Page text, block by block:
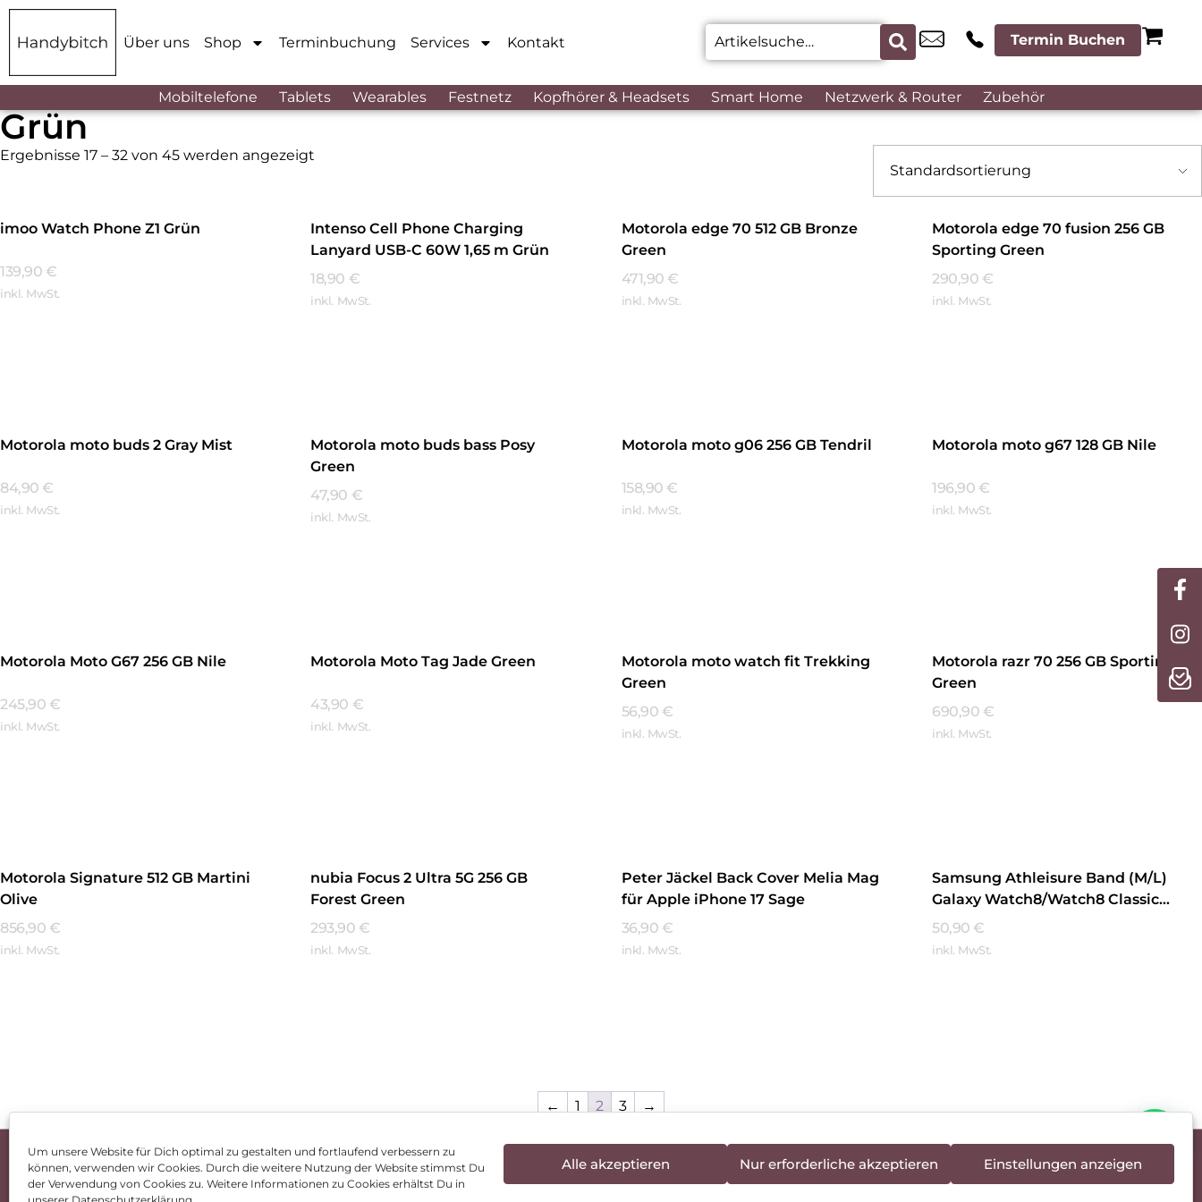
Um unsere Website für Dich optimal zu gestalten und fortlaufend verbessern zu
können, verwenden wir Cookies. Durch die weitere Nutzung der Website stimmst Du
der Verwendung von Cookies zu. Weitere Informationen zu Cookies erhältst Du in
Alle akzeptieren Nur erforderliche akzeptieren Einstellungen anzeigen
Über uns Shop Terminbuchung Services Kontakt Termin Buchen
Mobiltelefone Tablets Wearables Festnetz Kopfhörer & Headsets Smart Home Netzwerk & Router Zubehör
Grün
Ergebnisse 17 – 32 von 45 werden angezeigt
imoo Watch Phone Z1 Grün
139,90 €
inkl. MwSt.
Intenso Cell Phone Charging
Lanyard USB-C 60W 1,65 m Grün
18,90 €
inkl. MwSt.
Motorola edge 70 512 GB Bronze
Green
471,90 €
inkl. MwSt.
Motorola edge 70 fusion 256 GB
Sporting Green
290,90 €
inkl. MwSt.
Motorola moto buds 2 Gray Mist
84,90 €
inkl. MwSt.
Motorola moto buds bass Posy
Green
47,90 €
inkl. MwSt.
Motorola moto g06 256 GB Tendril
158,90 €
inkl. MwSt.
Motorola moto g67 128 GB Nile
196,90 €
inkl. MwSt.
Motorola Moto G67 256 GB Nile
245,90 €
inkl. MwSt.
Motorola Moto Tag Jade Green
43,90 €
inkl. MwSt.
Motorola moto watch fit Trekking
Green
56,90 €
inkl. MwSt.
Motorola razr 70 256 GB Sporting
Green
690,90 €
inkl. MwSt.
Motorola Signature 512 GB Martini
Olive
856,90 €
inkl. MwSt.
nubia Focus 2 Ultra 5G 256 GB
Forest Green
293,90 €
inkl. MwSt.
Peter Jäckel Back Cover Melia Mag
für Apple iPhone 17 Sage
36,90 €
inkl. MwSt.
Samsung Athleisure Band (M/L)
Galaxy Watch8/Watch8 Classic
Green
50,90 €
inkl. MwSt.
← 1 2 3 →
Impressum AGB Datenschutz Vertrag widerrufen Hinweis zur Batterieentsorgung Newsletter